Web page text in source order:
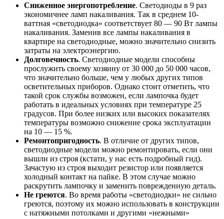
Сниженное энергопотребление. Светодиоды в 9 раз
экономичнее ламп накаливания. Так в среднем 10-
ваттная «светодиодка» соответствует 80 — 90 Вт лампы
накаливания. Заменив все лампы накаливания в
квартире на светодиодные, можно значительно снизить
затраты на электроэнергию.
Долговечность. Светодиодные модели способны
прослужить своему хозяину от 30 000 до 50 000 часов,
что значительно больше, чем у любых других типов
осветительных приборов. Однако стоит отметить, что
такой срок службы возможен, если лампочка будет
работать в идеальных условиях при температуре 25
градусов. При более низких или высоких показателях
температуры возможно снижение срока эксплуатации
на 10 — 15 %.
Ремонтопригодность. В отличие от других типов,
светодиодные модели можно ремонтировать, если они
вышли из строя (кстати, у нас есть подробный гид).
Зачастую из строя выходит резистор или появляется
холодный контакт на пайке. В этом случае можно
раскрутить лампочку и заменить поврежденную деталь.
Не греются. Во время работы «светодиодки» не сильно
греются, поэтому их можно использовать в конструкции
с натяжными потолками и другими «нежными»